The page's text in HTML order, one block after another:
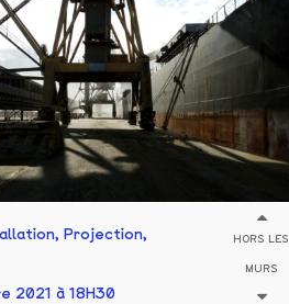
, Projection,
2021 à 18H30
HORS LES
MURS